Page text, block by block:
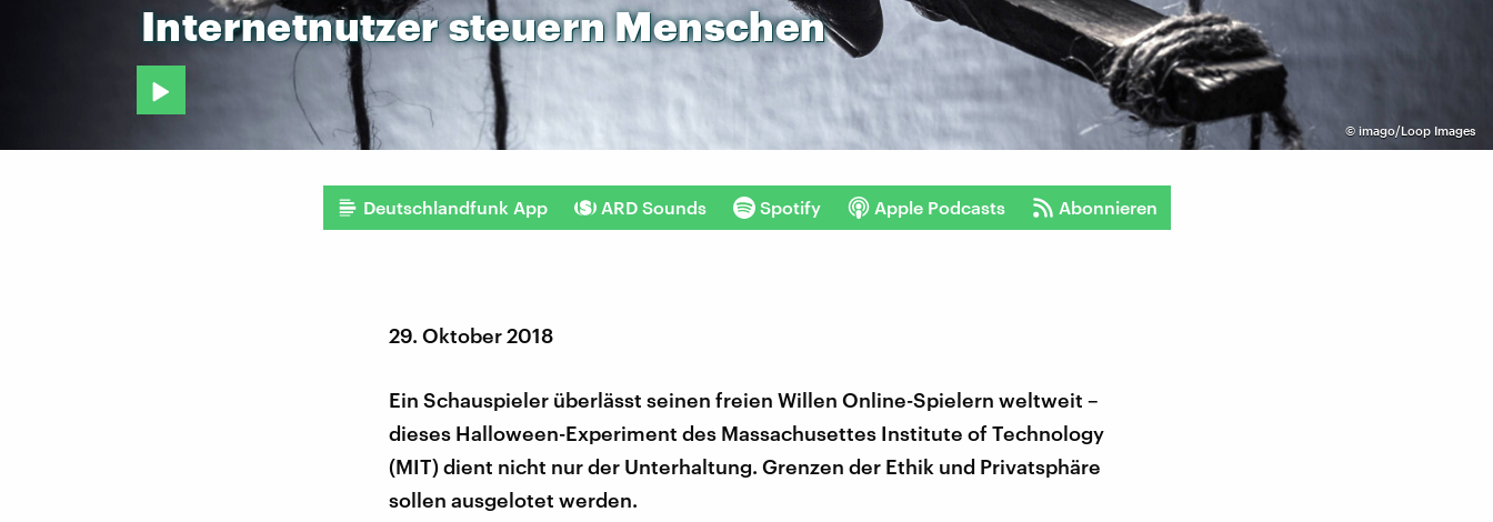
© imago/Loop Images
InternetnutzersteuernMenschen
Deutschlandfunk App ARD Sounds Spotify Apple Podcasts Abonnieren
29. Oktober 2018
Ein Schauspieler überlässt seinen freien Willen Online-Spielern weltweit –
dieses Halloween-Experiment des Massachusettes Institute of Technology
(MIT) dient nicht nur der Unterhaltung. Grenzen der Ethik und Privatsphäre
sollen ausgelotet werden.